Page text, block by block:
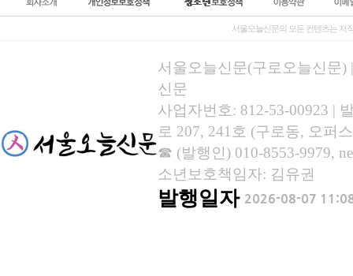
서울오늘신문의 모든 컨텐츠는 저
서울오늘신문(구로오늘신문)
신문
사업자번호: 812-53-00923 |
로 207, 241호 (구로동, 오퍼
☎ (발행인) 010-8553-9979,
소년보호책임자: 김유권
발행일자